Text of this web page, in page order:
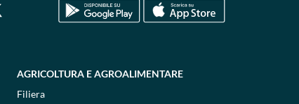
AGRICOLTURA E AGROALIMENTARE
Filiera